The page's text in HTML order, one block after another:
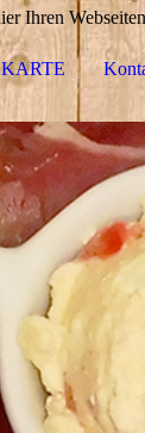
Ihren